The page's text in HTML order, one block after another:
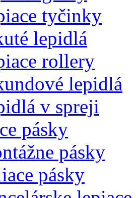
tyčinky
lepidlá
rollery
lepidlá
v spreji
pásky
pásky
pásky